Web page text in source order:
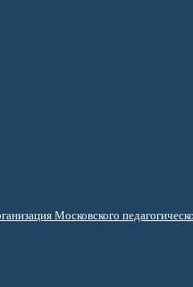
Московского